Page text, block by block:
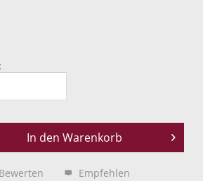
In den Warenkorb
Bewerten Empfehlen